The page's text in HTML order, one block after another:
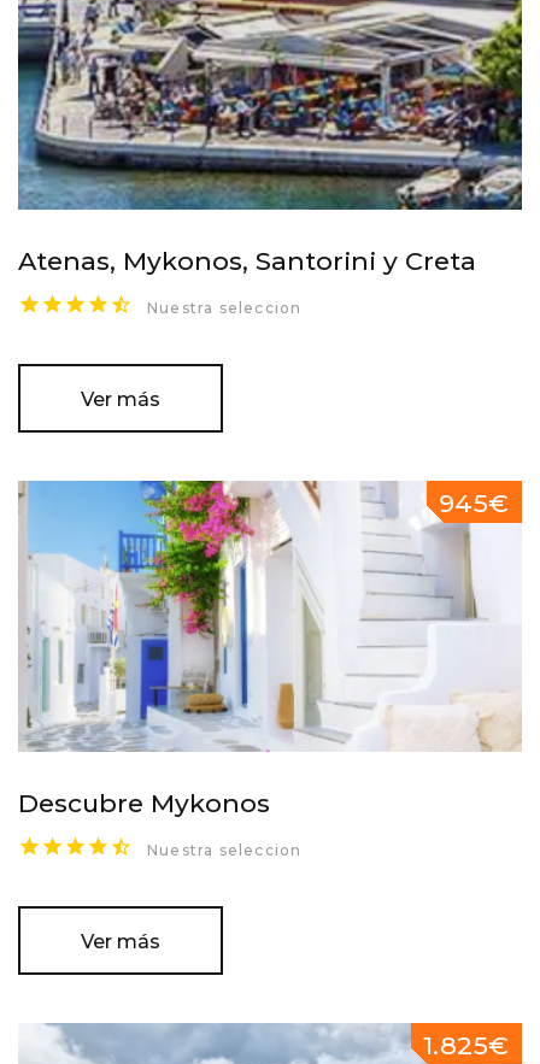
Atenas, Mykonos, Santorini y Creta
Nuestra seleccion
Ver más
Descubre Mykonos
Nuestra seleccion
Ver más
945€
1.825€